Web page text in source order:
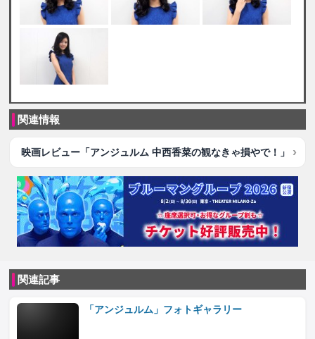
関連情報
映画レビュー「アンジュルム 中西香菜の観なきゃ損やで！」
関連記事
「アンジュルム」フォトギャラリー